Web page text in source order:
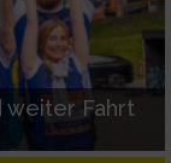
weiter Fahrt